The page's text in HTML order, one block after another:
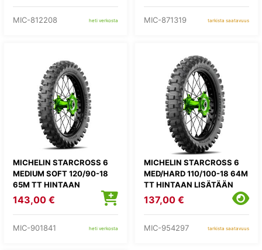
MIC-812208 heti verkosta MIC-871319 tarkista saatavuus
MICHELIN STARCROSS 6
MEDIUM SOFT 120/90-18
65M TT HINTAAN
LISÄTÄÄN
KIERRÄTYSMAKSU 1,82E
143,00 €
MIC-901841 heti verkosta
MICHELIN STARCROSS 6
MED/HARD 110/100-18 64M
TT HINTAAN LISÄTÄÄN
KIERRÄTYSMAKSU 1,82E
137,00 €
MIC-954297 tarkista saatavuus